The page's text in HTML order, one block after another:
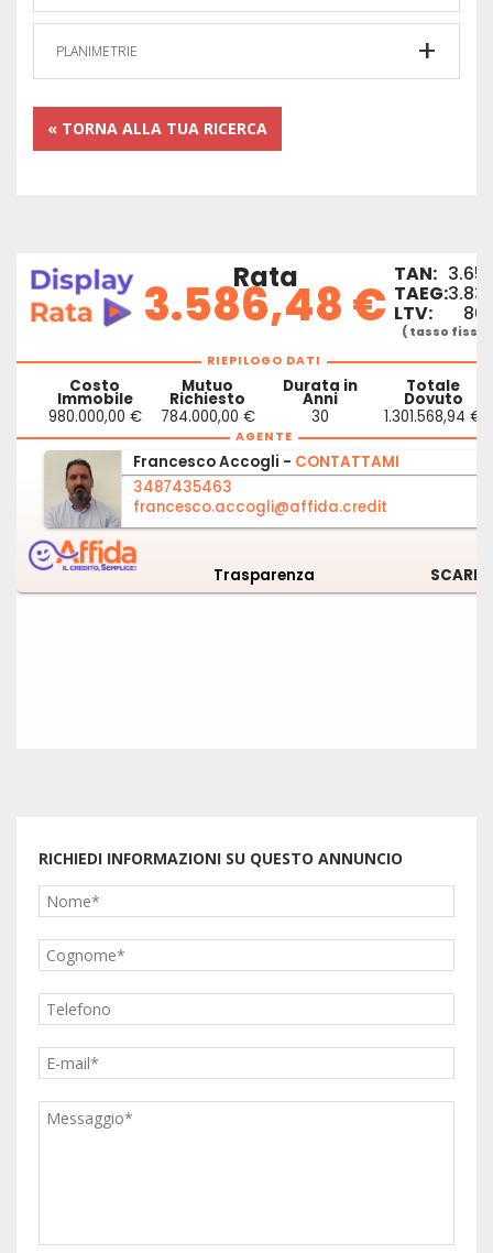
PLANIMETRIE
RICHIEDI INFORMAZIONI SU QUESTO ANNUNCIO